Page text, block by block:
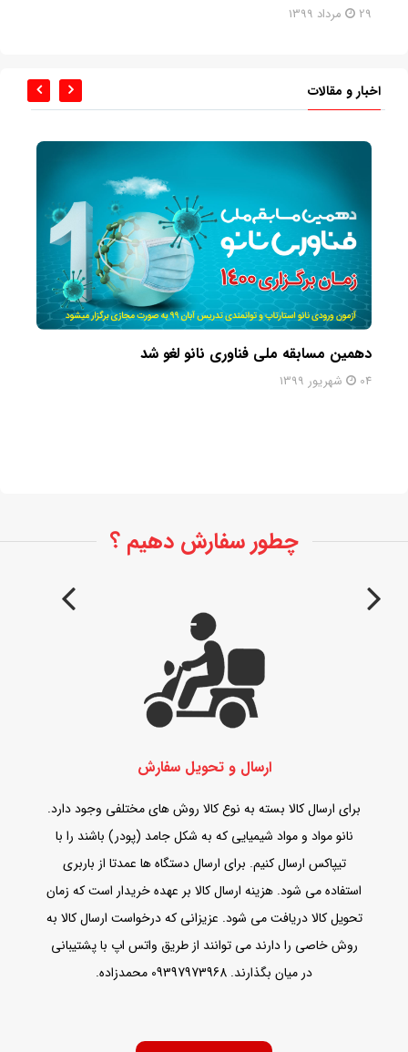
اخبار و مقالات
استفاده از اکسید گرافن برای شناسایی سریع عفونت و
چطور سفارش دهیم ؟
ارسال و تحویل سفارش
برای ارسال کالا بسته به نوع کالا روش های مختلفی وجود دارد.
نانو مواد و مواد شیمیایی که به شکل جامد (پودر) باشند را با
تیپاکس ارسال کنیم. برای ارسال دستگاه ها عمدتا از باربری
استفاده می شود. هزینه ارسال کالا بر عهده خریدار است که زمان
تحویل کالا دریافت می شود. عزیزانی که درخواست ارسال کالا به
روش خاصی را دارند می توانند از طریق واتس اپ با پشتیبانی
در میان بگذارند. 09397973968 محمدزاده.